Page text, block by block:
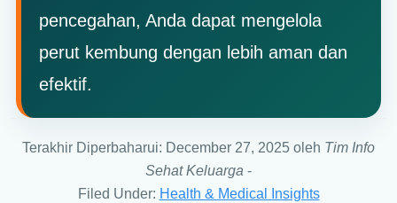
pencegahan, Anda dapat mengelola
perut kembung dengan lebih aman dan
efektif.
Terakhir Diperbaharui: December 27, 2025 oleh Tim Info
Sehat Keluarga -
Filed Under: Health & Medical Insights